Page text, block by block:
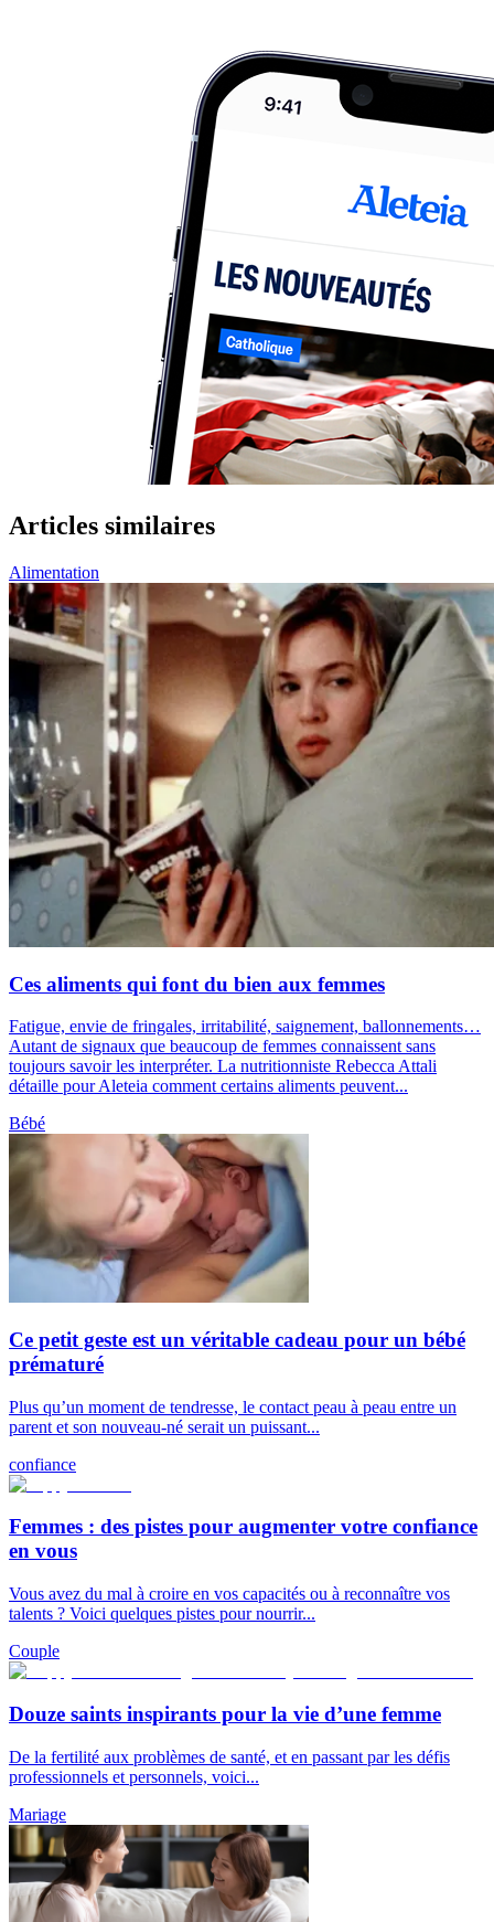
Articles similaires
Alimentation
Ces aliments qui font du bien aux femmes
Fatigue, envie de fringales, irritabilité, saignement, ballonnements…
Autant de signaux que beaucoup de femmes connaissent sans
toujours savoir les interpréter. La nutritionniste Rebecca Attali
détaille pour Aleteia comment certains aliments peuvent...
Bébé
Ce petit geste est un véritable cadeau pour un bébé
prématuré
Plus qu’un moment de tendresse, le contact peau à peau entre un
parent et son nouveau-né serait un puissant...
confiance
Femmes : des pistes pour augmenter votre confiance
en vous
Vous avez du mal à croire en vos capacités ou à reconnaître vos
talents ? Voici quelques pistes pour nourrir...
Couple
Douze saints inspirants pour la vie d’une femme
De la fertilité aux problèmes de santé, et en passant par les défis
professionnels et personnels, voici...
Mariage